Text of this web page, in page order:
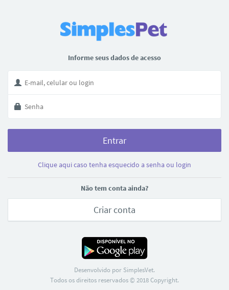
Informe seus dados de acesso
Entrar
Clique aqui caso tenha esquecido a senha ou login
Não tem conta ainda?
Criar conta
Desenvolvido por SimplesVet.
Todos os direitos reservados © 2018 Copyright.